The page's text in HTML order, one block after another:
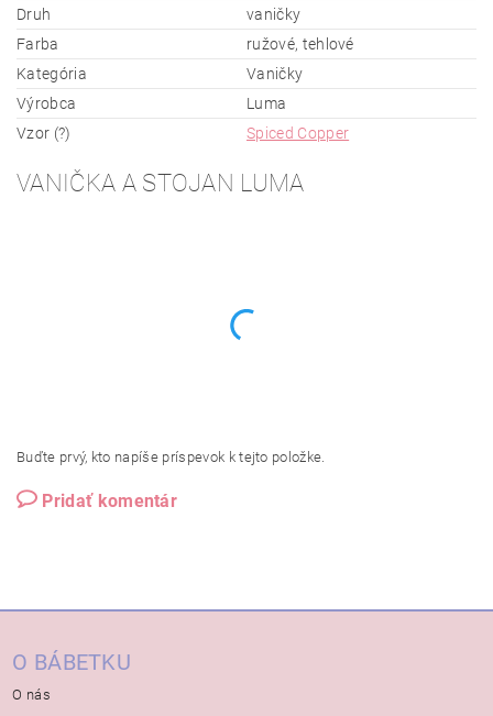
Druh
vaničky
Farba
ružové, tehlové
Kategória
Vaničky
Výrobca
Luma
Vzor (?)
Spiced Copper
VANIČKA A STOJAN LUMA
Buďte prvý, kto napíše príspevok k tejto položke.
Pridať komentár
O BÁBETKU
O nás